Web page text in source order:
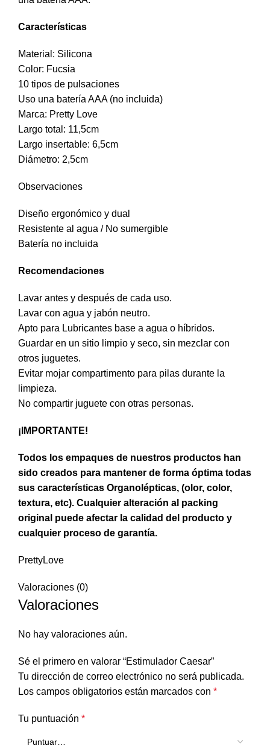
Características
Material: Silicona
Color: Fucsia
10 tipos de pulsaciones
Uso una batería AAA (no incluida)
Marca: Pretty Love
Largo total: 11,5cm
Largo insertable: 6,5cm
Diámetro: 2,5cm
Observaciones
Diseño ergonómico y dual
Resistente al agua / No sumergible
Batería no incluida
Recomendaciones
Lavar antes y después de cada uso.
Lavar con agua y jabón neutro.
Apto para Lubricantes base a agua o híbridos.
Guardar en un sitio limpio y seco, sin mezclar con
otros juguetes.
Evitar mojar compartimento para pilas durante la
limpieza.
No compartir juguete con otras personas.
¡IMPORTANTE!
Todos los empaques de nuestros productos han
sido creados para mantener de forma óptima todas
sus características Organolépticas, (olor, color,
textura, etc). Cualquier alteración al packing
original puede afectar la calidad del producto y
cualquier proceso de garantía.
PrettyLove
Valoraciones (0)
Valoraciones
No hay valoraciones aún.
Sé el primero en valorar “Estimulador Caesar”
Tu dirección de correo electrónico no será publicada.
Los campos obligatorios están marcados con *
Tu puntuación *